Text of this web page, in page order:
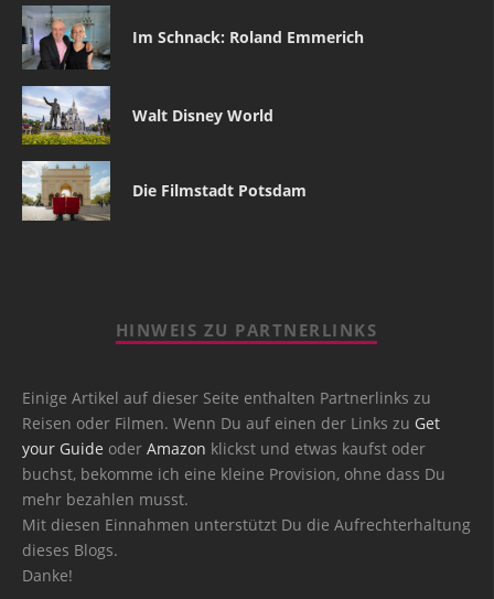
Im Schnack: Roland Emmerich
Walt Disney World
Die Filmstadt Potsdam
HINWEIS ZU PARTNERLINKS
Einige Artikel auf dieser Seite enthalten Partnerlinks zu
Reisen oder Filmen. Wenn Du auf einen der Links zu Get
your Guide oder Amazon klickst und etwas kaufst oder
buchst, bekomme ich eine kleine Provision, ohne dass Du
mehr bezahlen musst.
Mit diesen Einnahmen unterstützt Du die Aufrechterhaltung
dieses Blogs.
Danke!